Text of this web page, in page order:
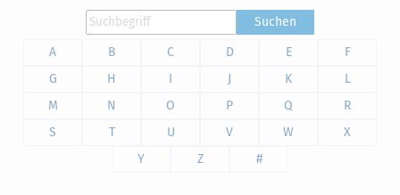
Suchen
A
B C D E
F
G
H I J K
L
M
N O P Q
R
S
T U V W
X
Y
Z #